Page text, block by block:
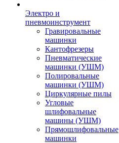
Электро и
пневмоинструмент
Гравировальные
машинки
Кантофрезеры
Пневматические
машинки (УШМ)
Полировальные
машинки (УШМ)
Циркулярные пилы
Угловые
шлифовальные
машины (УШМ)
Прямошлифовальные
машинки